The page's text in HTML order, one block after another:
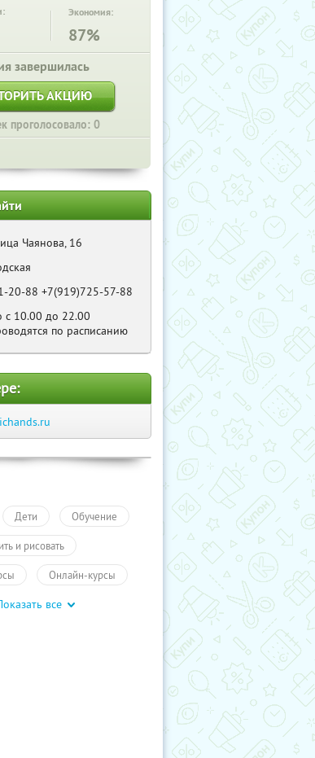
Экономия:
87%
завершилась
АКЦИЮ
проголосовало: 0
Чаянова, 16
20-88 +7(919)725-57-88
с 10.00 до 22.00
по расписанию
Дети Обучение
и рисовать
Онлайн-курсы
все